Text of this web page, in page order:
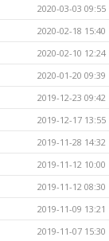
2020-03-03 09:55
2020-02-18 15:40
2020-02-10 12:24
2020-01-20 09:39
2019-12-23 09:42
2019-12-17 13:55
2019-11-28 14:32
2019-11-12 10:00
2019-11-12 08:30
2019-11-09 13:21
2019-11-07 15:30